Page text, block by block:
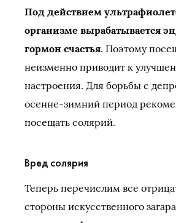
Под действием
организме вырабатывается
гормон счастья. Поэтому
неизменно приводит к
настроения. Для борьбы с
осенне-зимний период
посещать солярий.
Вред солярия
Теперь перечислим все
стороны искусственного